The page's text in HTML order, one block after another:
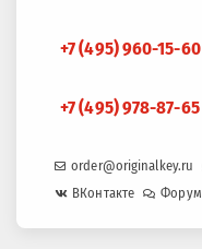
+7 (495) 960-15-60
+7 (495) 978-87-65
order@originalkey.ru
ВКонтакте
Форум